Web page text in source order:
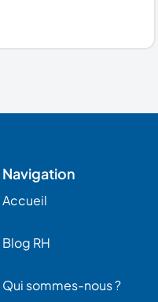
Navigation
Accueil
Blog RH
Qui sommes-nous ?